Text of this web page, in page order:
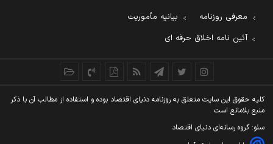
معرفی روزنامه
بیانیه مأموریت
آئین نامه اخلاق حرفه ای
کليه حقوق اين سايت متعلق به روزنامه دنيای اقتصاد بوده و استفاده از مطالب آن با ذکر
منبع بلامانع است
سئو: گروه رسانه‌ای دنیای اقتصاد